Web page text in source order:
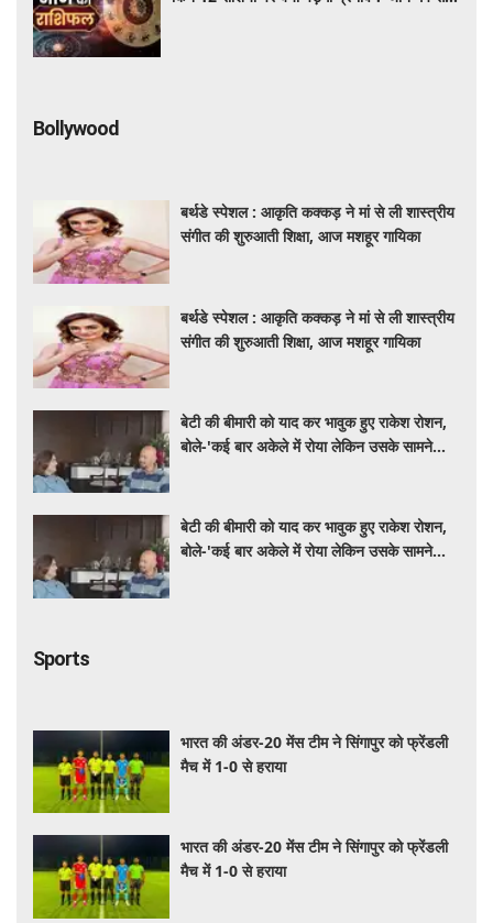
Bollywood
बर्थडे स्पेशल : आकृति कक्कड़ ने मां से ली शास्त्रीय
संगीत की शुरुआती शिक्षा, आज मशहूर गायिका
बर्थडे स्पेशल : आकृति कक्कड़ ने मां से ली शास्त्रीय
संगीत की शुरुआती शिक्षा, आज मशहूर गायिका
बेटी की बीमारी को याद कर भावुक हुए राकेश रोशन,
बोले-'कई बार अकेले में रोया लेकिन उसके सामने
बेटी की बीमारी को याद कर भावुक हुए राकेश रोशन,
बोले-'कई बार अकेले में रोया लेकिन उसके सामने
Sports
भारत की अंडर-20 मेंस टीम ने सिंगापुर को फ्रेंडली
मैच में 1-0 से हराया
भारत की अंडर-20 मेंस टीम ने सिंगापुर को फ्रेंडली
मैच में 1-0 से हराया